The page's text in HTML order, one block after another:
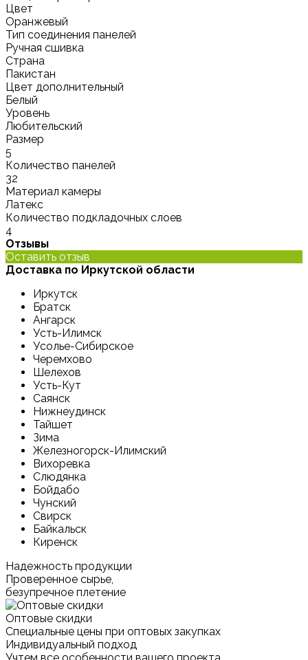
Цвет
Оранжевый
Тип соединения панелей
Ручная сшивка
Страна
Пакистан
Цвет дополнительный
Белый
Уровень
Любительский
Размер
5
Количество панелей
32
Материал камеры
Латекс
Количество подкладочных слоев
4
Отзывы
Оставить отзыв
Доставка по Иркутской области
Иркутск
Братск
Ангарск
Усть-Илимск
Усолье-Сибирское
Черемхово
Шелехов
Усть-Кут
Саянск
Нижнеудинск
Тайшет
Зима
Железногорск-Илимский
Вихоревка
Слюдянка
Бойдабо
Чунский
Свирск
Байкальск
Киренск
Надежность продукции
Проверенное сырье,
безупречное плетение
Оптовые скидки
Специальные цены при оптовых закупках
Индивидуальный подход